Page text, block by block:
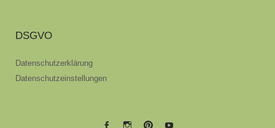
DSGVO
Datenschutzerklärung
Datenschutzeinstellungen